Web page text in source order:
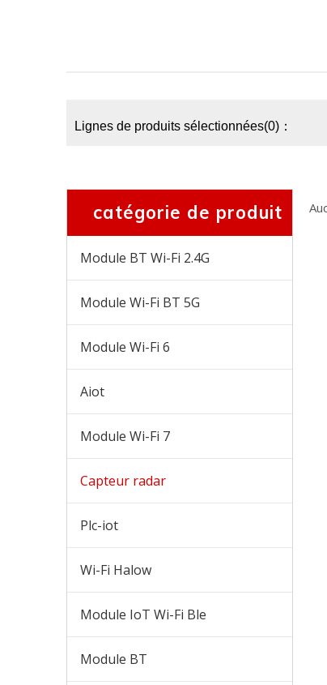
Lignes de produits sélectionnées(0)：
catégorie de produit
Module BT Wi-Fi 2.4G
Module Wi-Fi BT 5G
Module Wi-Fi 6
Aiot
Module Wi-Fi 7
Capteur radar
Plc-iot
Wi-Fi Halow
Module IoT Wi-Fi Ble
Module BT